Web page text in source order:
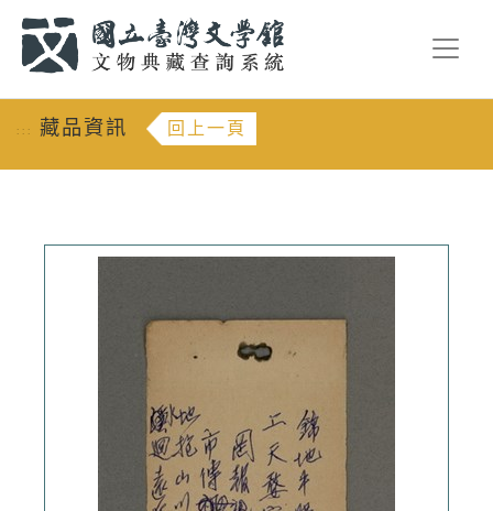
::: 藏品資訊 回上一頁